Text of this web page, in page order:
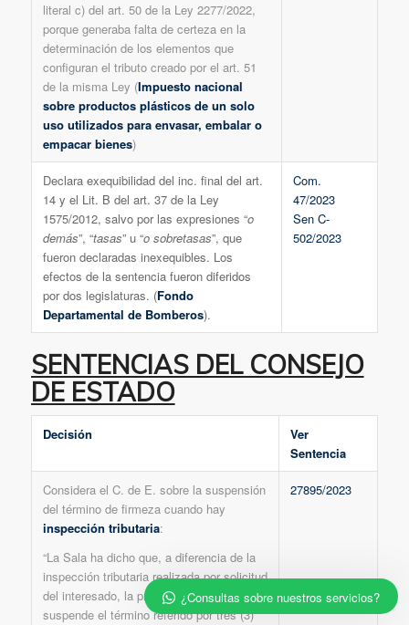
literal c) del art. 50 de la Ley 2277/2022,
porque generaba falta de certeza en la
determinación de los elementos que
configuran el tributo creado por el art. 51
de la misma Ley (Impuesto nacional
sobre productos plásticos de un solo
uso utilizados para envasar, embalar o
empacar bienes)
Declara exequibilidad del inc. final del art.
14 y el Lit. B del art. 37 de la Ley
1575/2012, salvo por las expresiones “o
demás”, “tasas” u “o sobretasas”, que
fueron declaradas inexequibles. Los
efectos de la sentencia fueron diferidos
por dos legislaturas. (Fondo
Departamental de Bomberos).
Com.
47/2023
Sen C-
502/2023
SENTENCIAS DEL CONSEJO
DE ESTADO
Decisión
Ver
Sentencia
Considera el C. de E. sobre la suspensión
del término de firmeza cuando hay
inspección tributaria:
“La Sala ha dicho que, a diferencia de la
inspección tributaria realizada por solicitud
del interesado, la practicada de oficio
suspende el término referido por tres (3)
27895/2023
¿Consultas sobre nuestros servicios?